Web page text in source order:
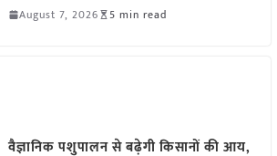
August 7, 2026 5 min read
वैज्ञानिक पशुपालन से बढ़ेगी किसानों की आय,